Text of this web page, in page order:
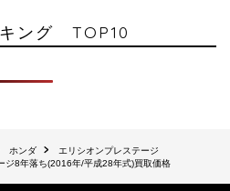
ング TOP10
ホンダ
エリシオンプレステージ
ジ8年落ち(2016年/平成28年式)買取価格